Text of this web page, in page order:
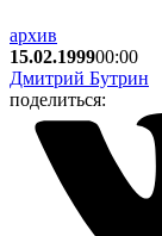
архив
15.02.199900:00
Дмитрий Бутрин
поделиться: